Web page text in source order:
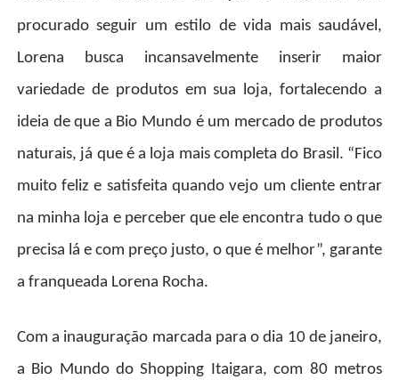
procurado seguir um estilo de vida mais saudável,
Lorena busca incansavelmente inserir maior
variedade de produtos em sua loja, fortalecendo a
ideia de que a Bio Mundo é um mercado de produtos
naturais, já que é a loja mais completa do Brasil. “Fico
muito feliz e satisfeita quando vejo um cliente entrar
na minha loja e perceber que ele encontra tudo o que
precisa lá e com preço justo, o que é melhor”, garante
a franqueada Lorena Rocha.
Com a inauguração marcada para o dia 10 de janeiro,
a Bio Mundo do Shopping Itaigara, com 80 metros